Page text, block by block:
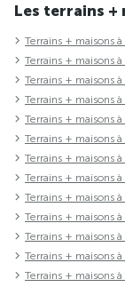
Les terrains +
Terrains + maisons à
Terrains + maisons
Terrains + maisons à
Terrains + maisons
Terrains + maisons
Terrains + maisons
Terrains + maisons
Terrains + maisons
Terrains + maisons
Terrains + maisons
Terrains + maisons
Terrains + maisons
Terrains + maisons